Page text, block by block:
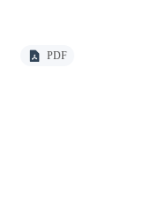
PDF